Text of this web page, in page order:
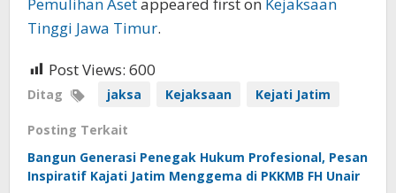
Tinggi Jawa Timur.
Post Views: 600
Ditag jaksa Kejaksaan Kejati Jatim
Posting Terkait
Bangun Generasi Penegak Hukum Profesional, Pesan
Inspiratif Kajati Jatim Menggema di PKKMB FH Unair